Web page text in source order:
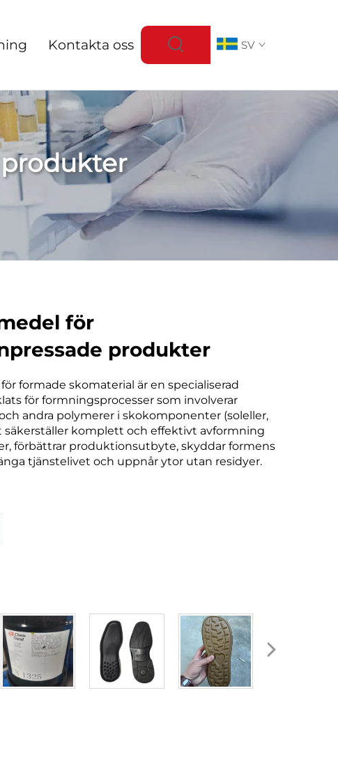
Kontakta oss SV
för
produkter
formade skomaterial är en specialiserad
för formningsprocesser som involverar
andra polymerer i skokomponenter (soleller,
säkerställer komplett och effektivt avformning
förbättrar produktionsutbyte, skyddar formens
tjänstelivet och uppnår ytor utan residyer.